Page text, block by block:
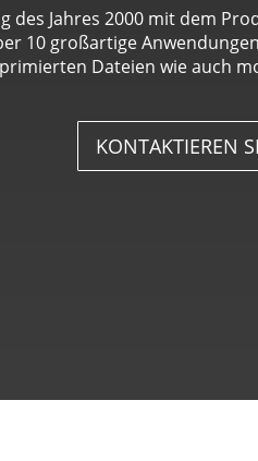
des Jahres 2000 mit dem
10 großartige
Dateien wie auch
KONTAKTIEREN